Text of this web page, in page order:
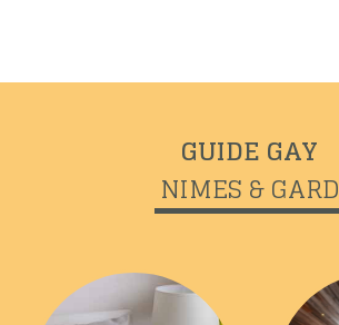
GUIDE GAY
NIMES & GARD